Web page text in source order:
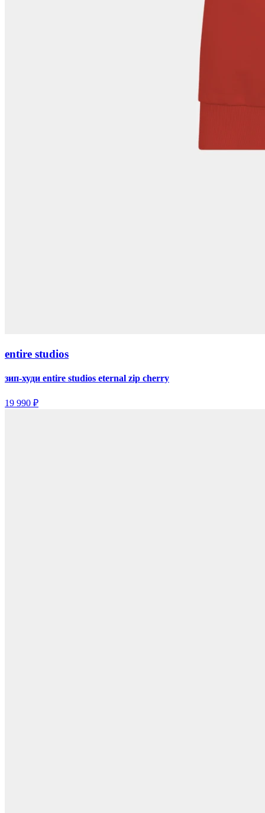
entire studios
зип-худи entire studios eternal zip cherry
19 990 ₽